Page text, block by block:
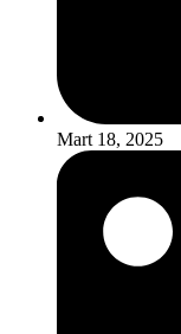
Mart 18, 2025